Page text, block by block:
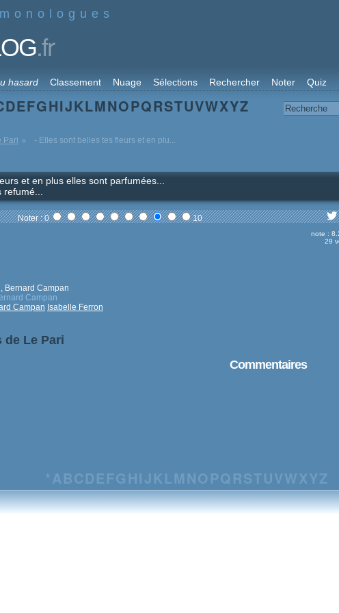
.fr
hasard Classement Nuage Sélections Rechercher Noter Quiz
DEFGHIJKLMNOPQRSTUVWXYZ
Pari - Elles sont belles tes fleurs et en plu...
et en plus elles sont parfumées...
Noter : 0 10
note :
29
Bernard Campan
Campan
Campan Isabelle Ferron
de Le Pari
Commentaires
*ABCDEFG HIJ KLM NO PQRSTUVWXYZ